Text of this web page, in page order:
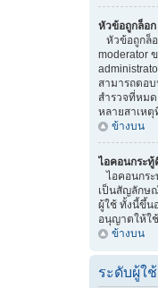
หัวข้อถูกล็อก
หัวข้อถูกล็
moderator
สามารถตอ
สำรวจที่หม
หลายสาเห
ข้างบน
ไอคอนกระทู้
ไอคอนกระ
เป็นสัญลักษ
ผู้ใช้ ทั้งนี้ขึ้น
อนุญาตให้ใ
ข้างบน
ระดับผู้ใ